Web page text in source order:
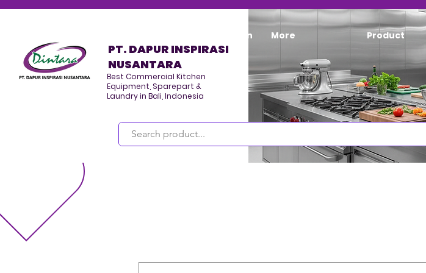
PT. DAPUR INSPIRASI
NUSANTARA
Best Commercial Kitchen
Equipment, Sparepart &
Laundry in Bali, Indonesia
Program/Kegiatan More Product